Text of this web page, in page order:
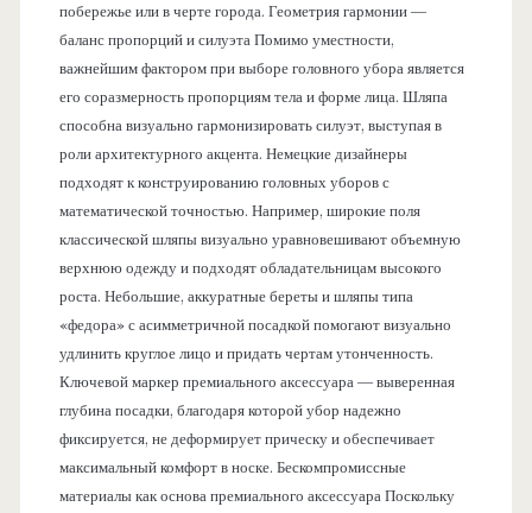
побережье или в черте города. Геометрия гармонии —
баланс пропорций и силуэта Помимо уместности,
важнейшим фактором при выборе головного убора является
его соразмерность пропорциям тела и форме лица. Шляпа
способна визуально гармонизировать силуэт, выступая в
роли архитектурного акцента. Немецкие дизайнеры
подходят к конструированию головных уборов с
математической точностью. Например, широкие поля
классической шляпы визуально уравновешивают объемную
верхнюю одежду и подходят обладательницам высокого
роста. Небольшие, аккуратные береты и шляпы типа
«федора» с асимметричной посадкой помогают визуально
удлинить круглое лицо и придать чертам утонченность.
Ключевой маркер премиального аксессуара — выверенная
глубина посадки, благодаря которой убор надежно
фиксируется, не деформирует прическу и обеспечивает
максимальный комфорт в носке. Бескомпромиссные
материалы как основа премиального аксессуара Поскольку